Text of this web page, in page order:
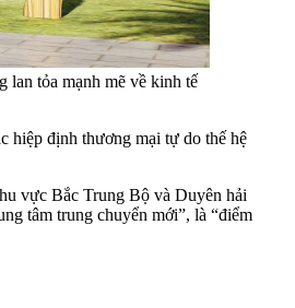
lan tỏa mạnh mẽ về kinh tế
hiệp định thương mại tự do thế hệ
vực Bắc Trung Bộ và Duyên hải
tâm trung chuyển mới”, là “điểm